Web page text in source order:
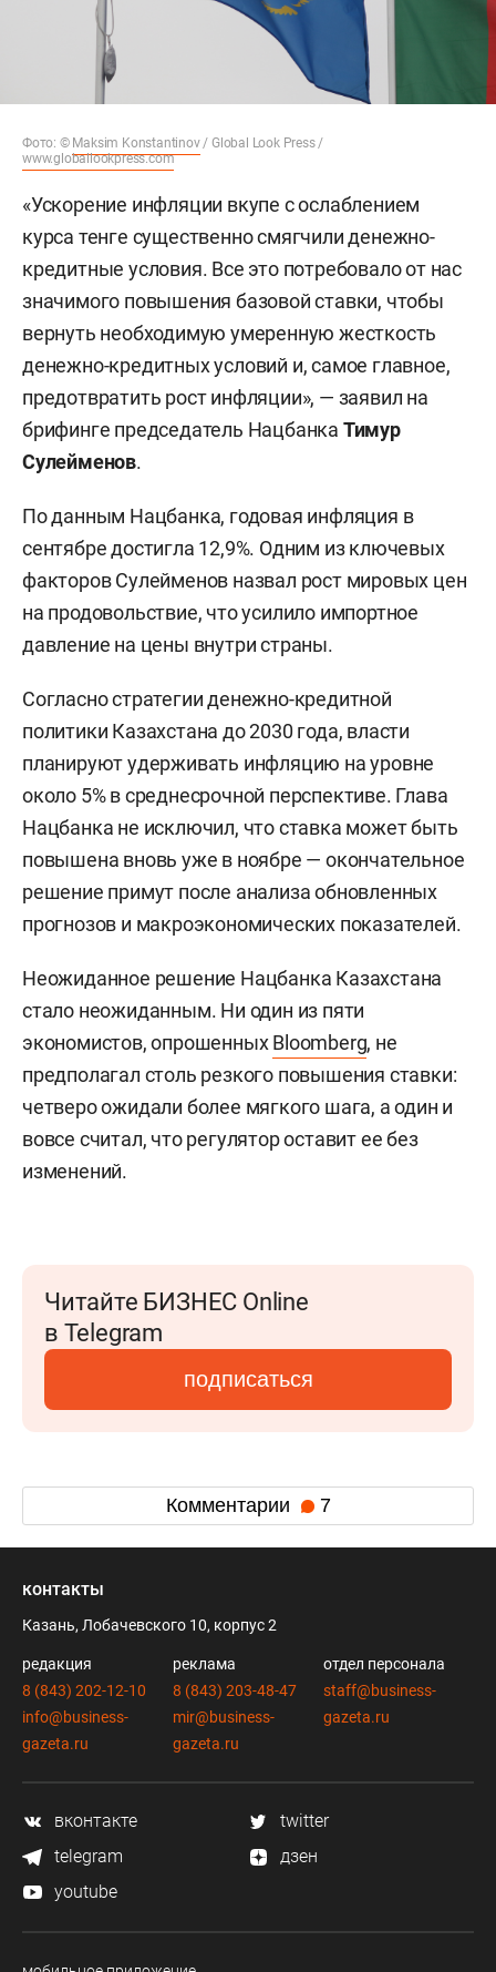
Фото: © Maksim Konstantinov/ Global Look Press /
www.globallookpress.com
«Ускорение инфляции вкупе с ослаблением
курса тенге существенно смягчили денежно-
кредитные условия. Все это потребовало от нас
значимого повышения базовой ставки, чтобы
вернуть необходимую умеренную жесткость
денежно-кредитных условий и, самое главное,
предотвратить рост инфляции», — заявил на
брифинге председатель Нацбанка Тимур
Сулейменов.
По данным Нацбанка, годовая инфляция в
сентябре достигла 12,9%. Одним из ключевых
факторов Сулейменов назвал рост мировых цен
на продовольствие, что усилило импортное
давление на цены внутри страны.
Согласно стратегии денежно-кредитной
политики Казахстана до 2030 года, власти
планируют удерживать инфляцию на уровне
около 5% в среднесрочной перспективе. Глава
Нацбанка не исключил, что ставка может быть
повышена вновь уже в ноябре — окончательное
решение примут после анализа обновленных
прогнозов и макроэкономических показателей.
Неожиданное решение Нацбанка Казахстана
стало неожиданным. Ни один из пяти
экономистов, опрошенныхBloomberg, не
предполагал столь резкого повышения ставки:
четверо ожидали более мягкого шага, а один и
вовсе считал, что регулятор оставит ее без
изменений.
Читайте БИЗНЕС Online
в Telegram
подписаться
Комментарии 7
контакты
Казань, Лобачевского 10, корпус 2
редакция
8 (843) 202-12-10
info@business-
gazeta.ru
реклама
8 (843) 203-48-47
mir@business-
gazeta.ru
отдел персонала
staff@business-
gazeta.ru
вконтакте
twitter
telegram
дзен
youtube